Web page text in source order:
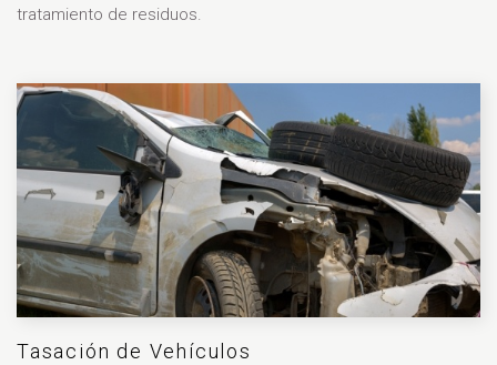
tratamiento de residuos.
Tasación de Vehículos